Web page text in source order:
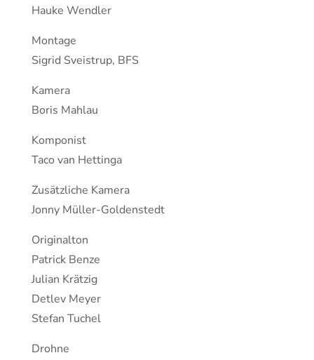
Hauke Wendler
Montage
Sigrid Sveistrup, BFS
Kamera
Boris Mahlau
Komponist
Taco van Hettinga
Zusätzliche Kamera
Jonny Müller-Goldenstedt
Originalton
Patrick Benze
Julian Krätzig
Detlev Meyer
Stefan Tuchel
Drohne